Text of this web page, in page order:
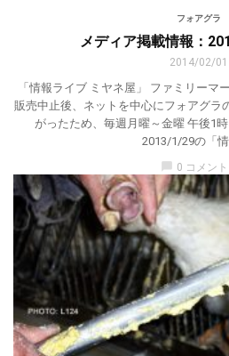
フォアグラ
メディア掲載情報：
2014/02/01
「情報ライブ ミヤネ屋」 ファミリーマ
販売中止後、ネットを中心にフォアグラ
がったため、毎週月曜～金曜 午後1
2013/1/29の「情
0 コメント